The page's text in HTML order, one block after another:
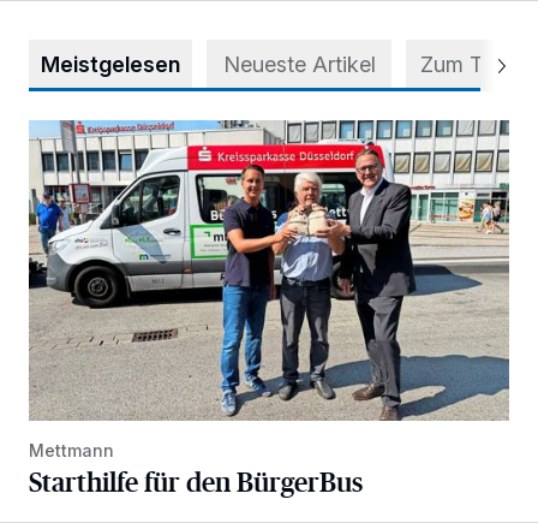
Meistgelesen Neueste Artikel Zum Thema
Starthilfe für den BürgerBus
Mettmann
Starthilfe für den BürgerBus